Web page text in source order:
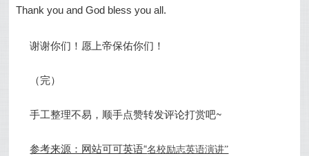
Thank you and God bless you all.
谢谢你们！愿上帝保佑你们！
（完）
手工整理不易，顺手点赞转发评论打赏吧~
参考来源：网站可可英语“名校励志英语演讲”